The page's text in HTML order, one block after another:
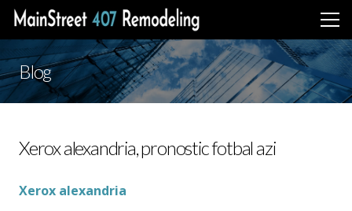
Blog
Xerox alexandria, pronostic fotbal azi
Xerox alexandria